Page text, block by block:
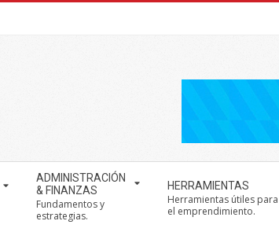
ADMINISTRACIÓN
& FINANZAS
Fundamentos y
estrategias.
HERRAMIENTAS
Herramientas útiles para
el emprendimiento.